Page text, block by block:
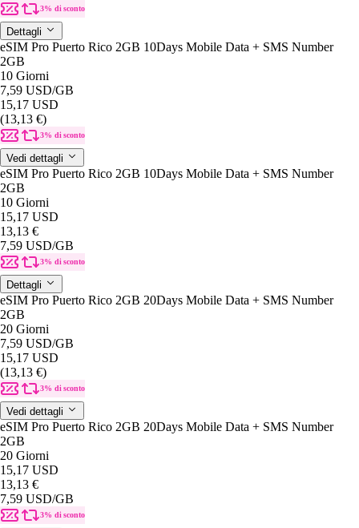
3% di sconto
Dettagli
eSIM Pro Puerto Rico 2GB 10Days Mobile Data + SMS Number
2GB
10 Giorni
7,59 USD/GB
15,17 USD
(13,13 €)
3% di sconto
Vedi dettagli
eSIM Pro Puerto Rico 2GB 10Days Mobile Data + SMS Number
2GB
10 Giorni
15,17 USD
13,13 €
7,59 USD/GB
3% di sconto
Dettagli
eSIM Pro Puerto Rico 2GB 20Days Mobile Data + SMS Number
2GB
20 Giorni
7,59 USD/GB
15,17 USD
(13,13 €)
3% di sconto
Vedi dettagli
eSIM Pro Puerto Rico 2GB 20Days Mobile Data + SMS Number
2GB
20 Giorni
15,17 USD
13,13 €
7,59 USD/GB
3% di sconto